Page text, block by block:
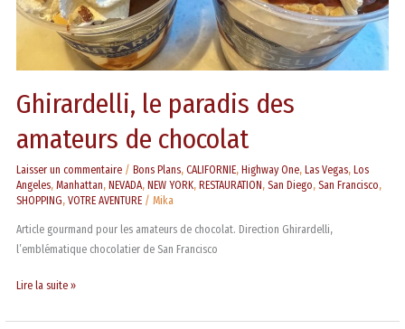
Ghirardelli, le paradis des
amateurs de chocolat
Laisser un commentaire / Bons Plans,CALIFORNIE, Highway One, Las Vegas, Los
Angeles,Manhattan, NEVADA, NEW YORK, RESTAURATION ,San Diego,San Francisco,
SHOPPING,VOTRE AVENTURE /Mika
Article gourmand pour les amateurs de chocolat. Direction Ghirardelli,
l’emblématique chocolatier de San Francisco
Lire la suite »